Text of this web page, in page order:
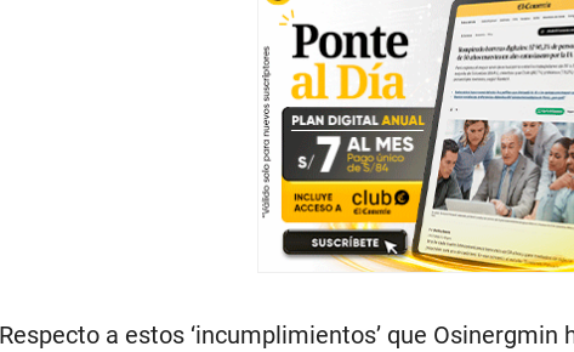
Respecto a estos ‘incumplimientos’ que Osinergmin